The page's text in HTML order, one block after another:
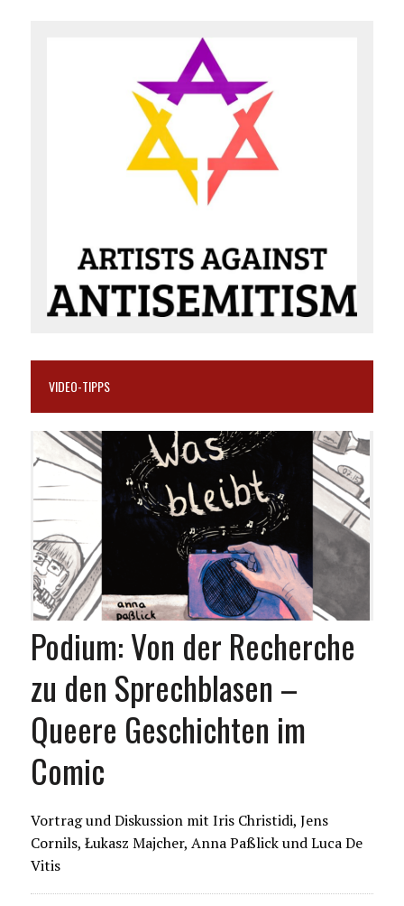
VIDEO-TIPPS
Podium: Von der Recherche
zu den Sprechblasen –
Queere Geschichten im
Comic
Vortrag und Diskussion mit Iris Christidi, Jens
Cornils, Łukasz Majcher, Anna Paßlick und Luca De
Vitis